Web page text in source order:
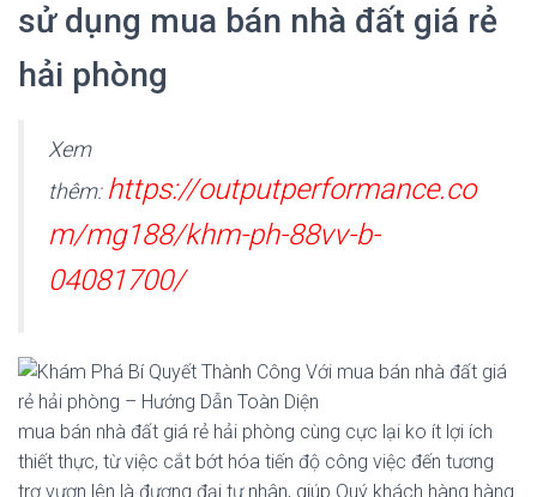
sử dụng mua bán nhà đất giá rẻ
hải phòng
Xem
thêm: https://outputperformance.co
m/mg188/khm-ph-88vv-b-
04081700/
mua bán nhà đất giá rẻ hải phòng cùng cực lại ko ít lợi ích
thiết thực, từ việc cắt bớt hóa tiến độ công việc đến tương
trợ vươn lên là đương đại tư nhân, giúp Quý khách hàng hàng